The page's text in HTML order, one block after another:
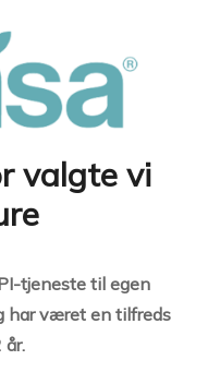
valgte vi
tjeneste til egen
har været en tilfreds
år.